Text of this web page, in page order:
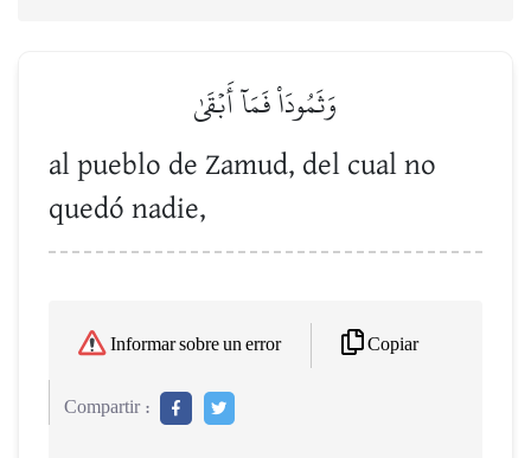
وَثَمُودَاْ فَمَآ أَبۡقَىٰ
al pueblo de Zamud, del cual no
quedó nadie,
Informar sobre un error Copiar
Compartir :